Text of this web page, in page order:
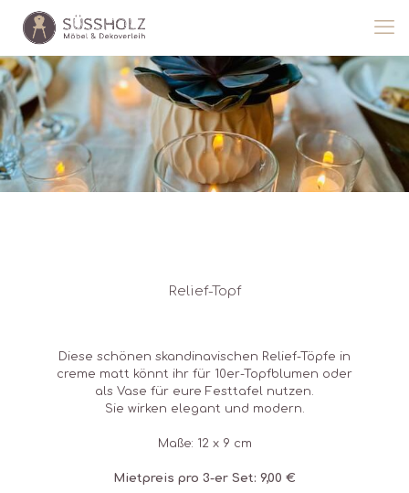
Relief-Topf
Diese schönen skandinavischen Relief-Töpfe in
creme matt könnt ihr für 10er-Topfblumen oder
als Vase für eure Festtafel nutzen.
Sie wirken elegant und modern.
Maße: 12 x 9 cm
Mietpreis pro 3-er Set: 9,00 €